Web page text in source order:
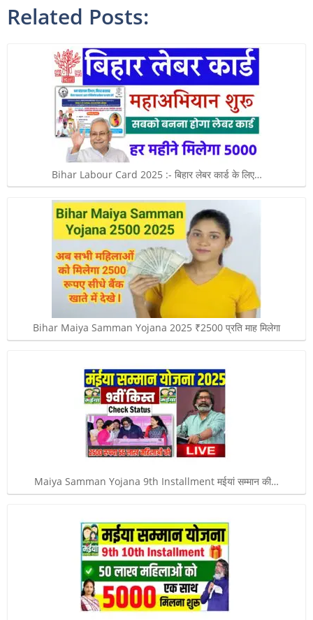
Related Posts:
Bihar Labour Card 2025 :- बिहार लेबर कार्ड के लिए…
Bihar Maiya Samman Yojana 2025 ₹2500 प्रति माह मिलेगा
Maiya Samman Yojana 9th Installment मईयां सम्मान की…